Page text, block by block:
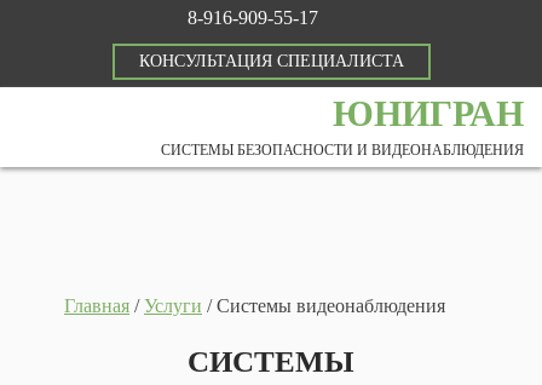
8-916-909-55-17
КОНСУЛЬТАЦИЯ СПЕЦИАЛИСТА
ЮНИГРАН
СИСТЕМЫ БЕЗОПАСНОСТИ И ВИДЕОНАБЛЮДЕНИЯ
Главная /Услуги /Системы видеонаблюдения
СИСТЕМЫ